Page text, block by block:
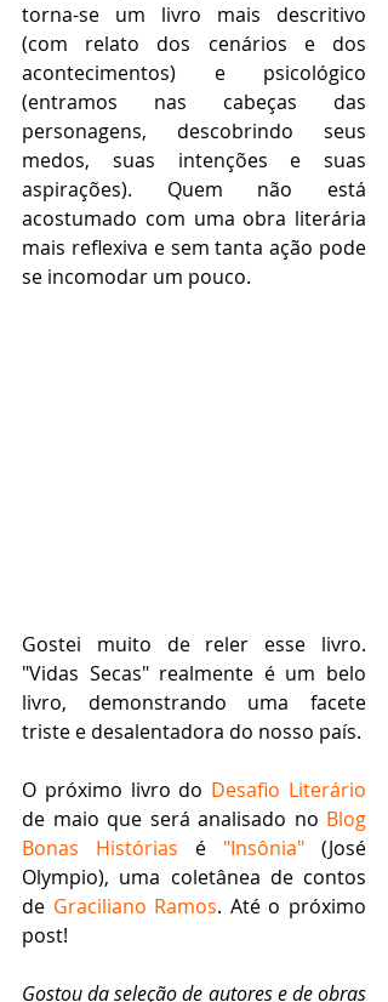
torna-se um livro mais descritivo
(com relato dos cenários e dos
acontecimentos) e psicológico
(entramos nas cabeças das
personagens, descobrindo seus
medos, suas intenções e suas
aspirações). Quem não está
acostumado com uma obra literária
mais reflexiva e sem tanta ação pode
se incomodar um pouco.
Gostei muito de reler esse livro.
"Vidas Secas" realmente é um belo
livro, demonstrando uma facete
triste e desalentadora do nosso país.
O próximo livro do Desafio Literário
de maio que será analisado no Blog
Bonas Histórias é "Insônia" (José
Olympio), uma coletânea de contos
de Graciliano Ramos. Até o próximo
post!
Gostou da seleção de autores e de obras